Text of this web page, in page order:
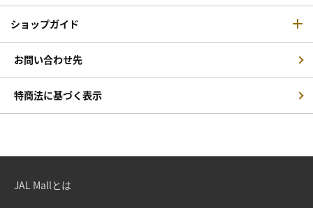
ショップガイド
お問い合わせ先
特商法に基づく表示
JAL Mallとは